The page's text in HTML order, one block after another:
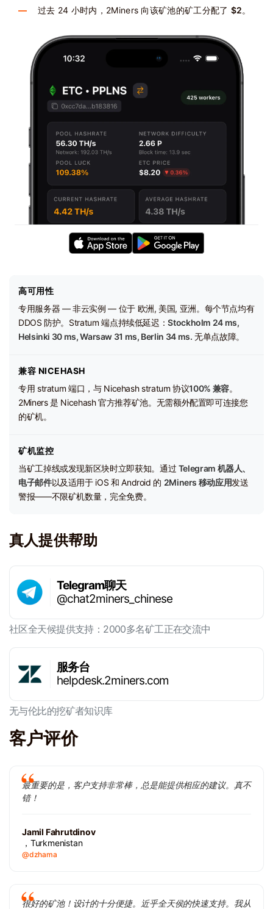
过去 24 小时内，2Miners 向该矿池的矿工分配了 $2。
高可用性
专用服务器 — 非云实例 — 位于 欧洲, 美国, 亚洲。每个节点均有
DDOS 防护。Stratum 端点持续低延迟：Stockholm 24 ms,
Helsinki 30 ms, Warsaw 31 ms, Berlin 34 ms. 无单点故障。
兼容 NICEHASH
专用 stratum 端口，与 Nicehash stratum 协议100% 兼容。
2Miners 是 Nicehash 官方推荐矿池。无需额外配置即可连接您
的矿机。
矿机监控
当矿工掉线或发现新区块时立即获知。通过 Telegram 机器人、
电子邮件以及适用于 iOS 和 Android 的 2Miners 移动应用发送
警报——不限矿机数量，完全免费。
真人提供帮助
Telegram聊天
@chat2miners_chinese
社区全天候提供支持：2000多名矿工正在交流中
服务台
helpdesk.2miners.com
无与伦比的挖矿者知识库
客户评价
最重要的是，客户支持非常棒，总是能提供相应的建议。真不
错！
Jamil Fahrutdinov
，Turkmenistan
@dzhama
很好的矿池！设计的十分便捷。近乎全天侯的快速支持。我从